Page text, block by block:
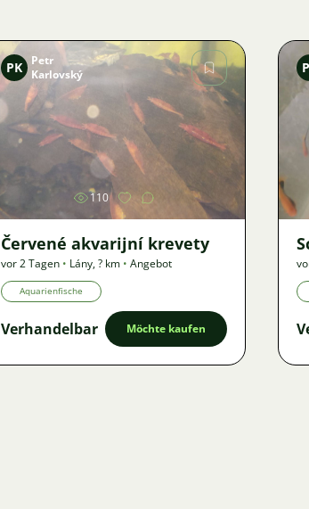
Bild
PK
Petr
Karlovský
110
Červené akvarijní krevety
vor 2 Tagen • Lány,? km • Angebot
Aquarienfische
Verhandelbar Möchte kaufen